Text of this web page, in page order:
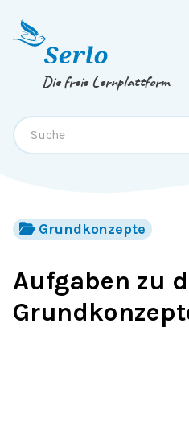
Springe zum
Die freie Lernplattform
Grundkonzepte
Aufgaben zu